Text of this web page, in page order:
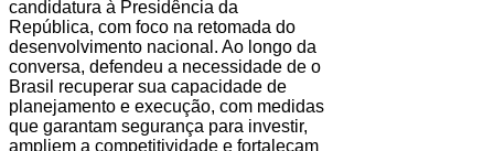
candidatura à Presidência da
República, com foco na retomada do
desenvolvimento nacional. Ao longo da
conversa, defendeu a necessidade de o
Brasil recuperar sua capacidade de
planejamento e execução, com medidas
que garantam segurança para investir,
ampliem a competitividade e fortaleçam